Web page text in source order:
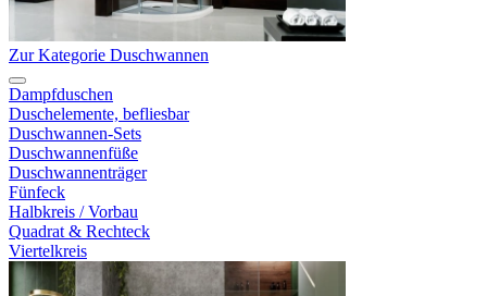
Zur Kategorie Duschwannen
Dampfduschen
Duschelemente, befliesbar
Duschwannen-Sets
Duschwannenfüße
Duschwannenträger
Fünfeck
Halbkreis / Vorbau
Quadrat & Rechteck
Viertelkreis